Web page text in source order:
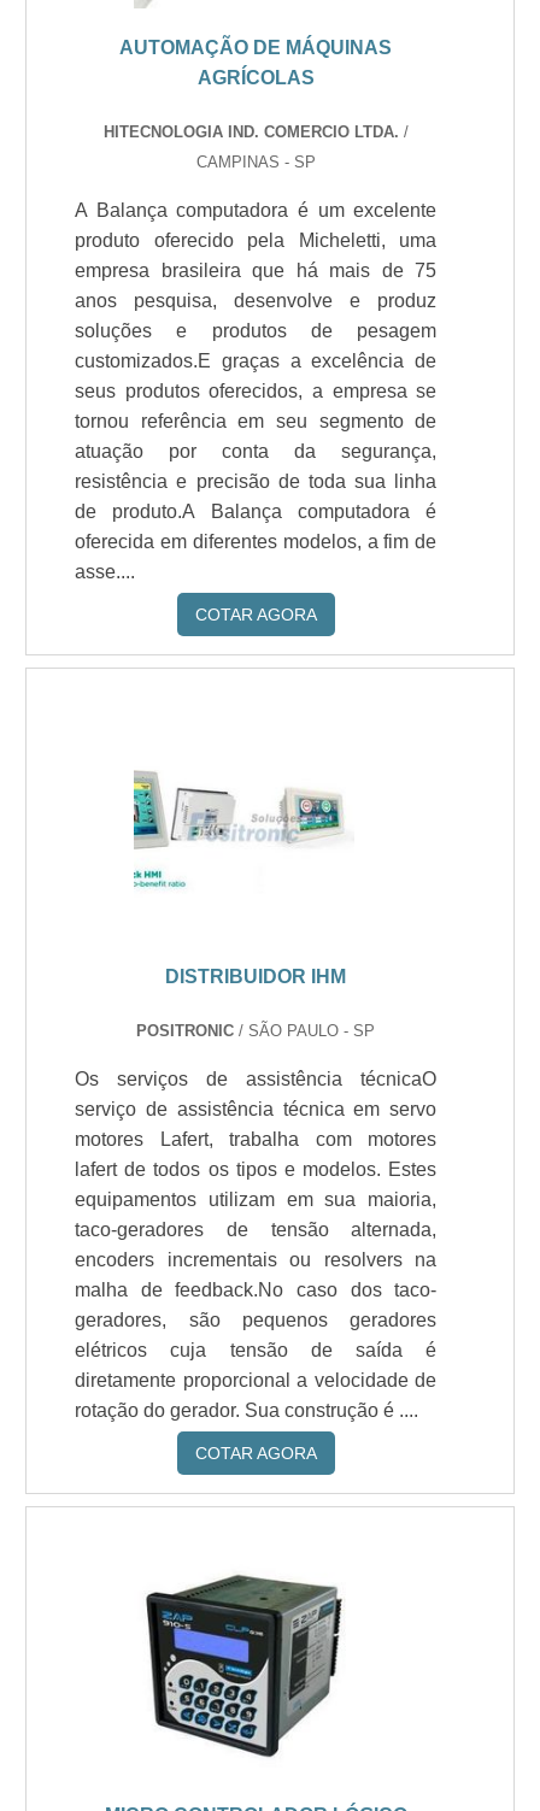
AUTOMAÇÃO DE MÁQUINAS
AGRÍCOLAS
HITECNOLOGIA IND. COMERCIO LTDA. /
CAMPINAS - SP
A Balança computadora é um excelente
produto oferecido pela Micheletti, uma
empresa brasileira que há mais de 75
anos pesquisa, desenvolve e produz
soluções e produtos de pesagem
customizados.E graças a excelência de
seus produtos oferecidos, a empresa se
tornou referência em seu segmento de
atuação por conta da segurança,
resistência e precisão de toda sua linha
de produto.A Balança computadora é
oferecida em diferentes modelos, a fim de
asse....
COTAR AGORA
DISTRIBUIDOR IHM
POSITRONIC / SÃO PAULO - SP
Os serviços de assistência técnicaO
serviço de assistência técnica em servo
motores Lafert, trabalha com motores
lafert de todos os tipos e modelos. Estes
equipamentos utilizam em sua maioria,
taco-geradores de tensão alternada,
encoders incrementais ou resolvers na
malha de feedback.No caso dos taco-
geradores, são pequenos geradores
elétricos cuja tensão de saída é
diretamente proporcional a velocidade de
rotação do gerador. Sua construção é ....
COTAR AGORA